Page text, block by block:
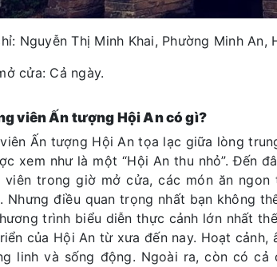
Nguyễn Thị Minh Khai, Phường Minh An,
cửa: Cả ngày.
viên Ấn tượng Hội An có gì?
Ấn tượng Hội An tọa lạc giữa lòng
xem như là một “Hội An thu nhỏ”. Đến
viên trong giờ mở cửa, các món ăn
Nhưng điều quan trọng nhất bạn không
trình biểu diễn thực cảnh lớn nhất
của Hội An từ xưa đến nay. Hoạt cảnh,
linh và sống động. Ngoài ra, còn có cả